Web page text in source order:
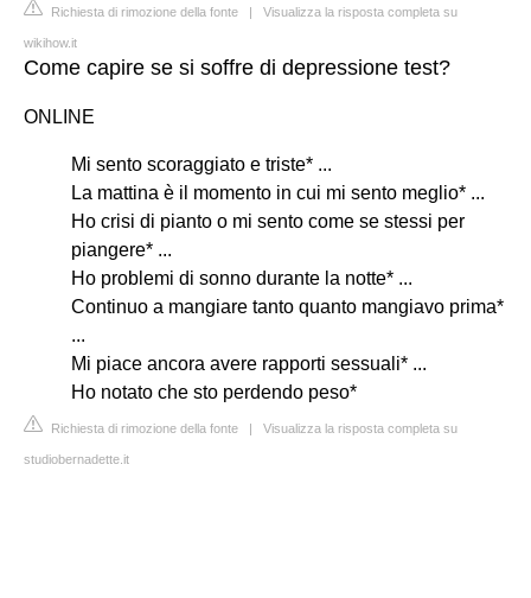
Richiesta di rimozione della fonte | Visualizza la risposta completa su
wikihow.it
Come capire se si soffre di depressione test?
ONLINE
Mi sento scoraggiato e triste* ...
La mattina è il momento in cui mi sento meglio* ...
Ho crisi di pianto o mi sento come se stessi per
piangere* ...
Ho problemi di sonno durante la notte* ...
Continuo a mangiare tanto quanto mangiavo prima*
...
Mi piace ancora avere rapporti sessuali* ...
Ho notato che sto perdendo peso*
Richiesta di rimozione della fonte | Visualizza la risposta completa su
studiobernadette.it